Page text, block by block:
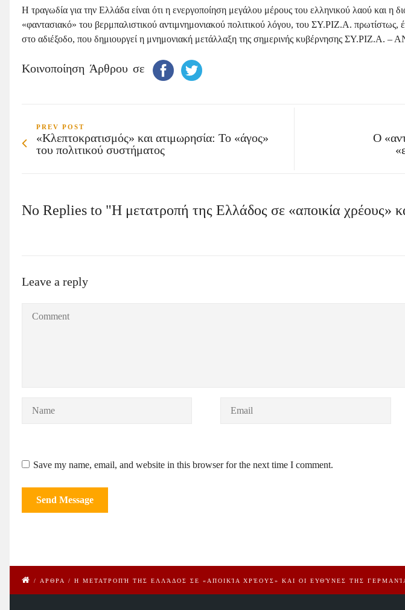
Η τραγωδία για την Ελλάδα είναι ότι η ενεργοποίηση μεγάλου μέρους του ελληνικού λαού και η
«φαντασιακό» του βερμπαλιστικού αντιμνημονιακού πολιτικού λόγου, του ΣΥ.ΡΙΖ.Α. πρωτίστως,
στο αδιέξοδο, που δημιουργεί η μνημονιακή μετάλλαξη της σημερινής κυβέρνησης ΣΥ.ΡΙΖ.Α. –
Κοινοποίηση Άρθρου σε
PREV POST
«Κλεπτοκρατισμός» και ατιμωρησία: Το «άγος»
του πολιτικού συστήματος
Ο
No Replies to "Η μετατροπή της Ελλάδος σε «αποικία χρέους»
Leave a reply
Save my name, email, and website in this browser for the next time I comment.
/ ΑΡΘΡΑ / Η ΜΕΤΑΤΡΟΠΉ ΤΗΣ ΕΛΛΆΔΟΣ ΣΕ «ΑΠΟΙΚΊΑ ΧΡΈΟΥΣ» ΚΑΙ ΟΙ ΕΥΘΎΝΕΣ ΤΗΣ